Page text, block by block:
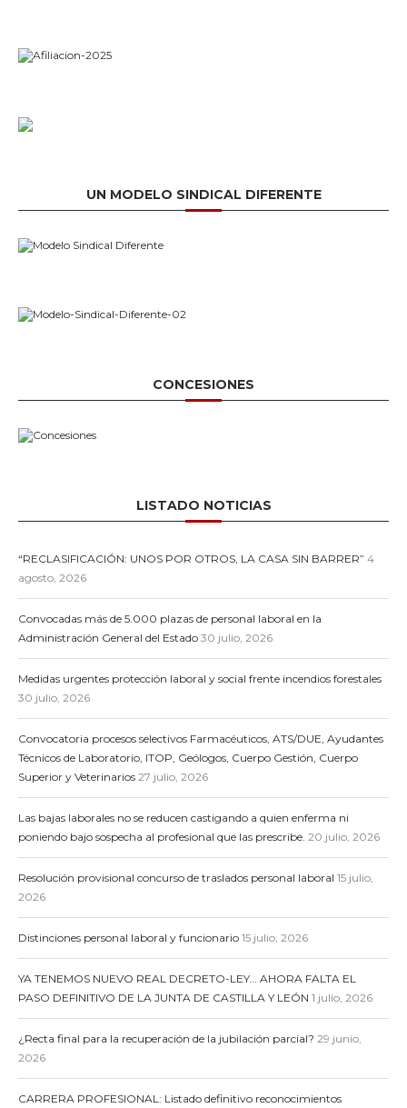
UN MODELO SINDICAL DIFERENTE
CONCESIONES
LISTADO NOTICIAS
“RECLASIFICACIÓN: UNOS POR OTROS, LA CASA SIN BARRER” 4
agosto, 2026
Convocadas más de 5.000 plazas de personal laboral en la
Administración General del Estado 30 julio, 2026
Medidas urgentes protección laboral y social frente incendios forestales
30 julio, 2026
Convocatoria procesos selectivos Farmacéuticos, ATS/DUE, Ayudantes
Técnicos de Laboratorio, ITOP, Geólogos, Cuerpo Gestión, Cuerpo
Superior y Veterinarios 27 julio, 2026
Las bajas laborales no se reducen castigando a quien enferma ni
poniendo bajo sospecha al profesional que las prescribe. 20 julio, 2026
Resolución provisional concurso de traslados personal laboral 15 julio,
2026
Distinciones personal laboral y funcionario 15 julio, 2026
YA TENEMOS NUEVO REAL DECRETO-LEY… AHORA FALTA EL
PASO DEFINITIVO DE LA JUNTA DE CASTILLA Y LEÓN 1 julio, 2026
¿Recta final para la recuperación de la jubilación parcial? 29 junio,
2026
CARRERA PROFESIONAL: Listado definitivo reconocimientos